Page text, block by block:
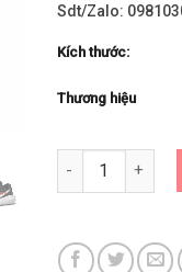
Sdt/Zalo:
Kích thước:
Thương hiệu
Giày Nike